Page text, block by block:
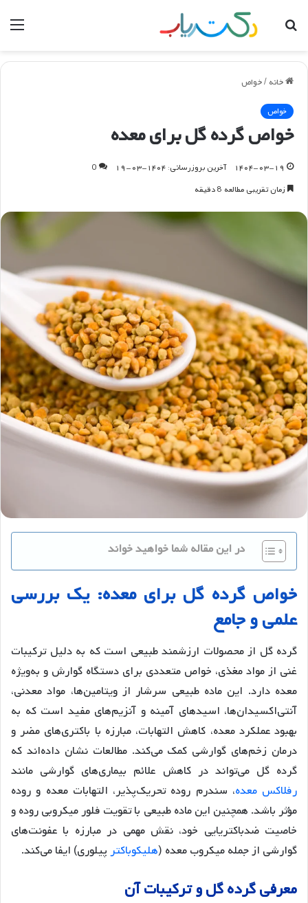
جستجو
خانه /خواص
خواص
خواص گرده گل برای معده
۱۴۰۴-۰۳-۱۹ آخرین بروزرسانی: ۱۴۰۴-۰۳-۱۹
0
زمان تقریبی مطالعه 8 دقیقه
در این مقاله شما خواهید خواند
خواص گرده گل برای معده:یک بررسی
علمیوجامع
گرده گل از محصولات ارزشمند طبیعی است که به دلیل ترکیبات
غنی از مواد مغذی، خواص متعددی برای دستگاه گوارش و به‌ویژه
معده دارد. این ماده طبیعی سرشار از ویتامین‌ها، مواد معدنی،
آنتی‌اکسیدان‌ها، اسیدهای آمینه و آنزیم‌های مفید است که به
بهبود عملکرد معده، کاهش التهابات، مبارزه با باکتری‌های مضر و
درمان زخم‌های گوارشی کمک می‌کند. مطالعات نشان داده‌اند که
گرده گل می‌تواند در کاهش علائم بیماری‌های گوارشی مانند
رفلاکس معده، سندرم روده تحریک‌پذیر، التهابات معده و روده
مؤثر باشد. همچنین این ماده طبیعی با تقویت فلور میکروبی روده و
خاصیت ضدباکتریایی خود، نقش مهمی در مبارزه با عفونت‌های
گوارشی از جمله میکروب معده (هلیکوباکترپیلوری) ایفا می‌کند.
معرفیگردهگلوترکیباتآن